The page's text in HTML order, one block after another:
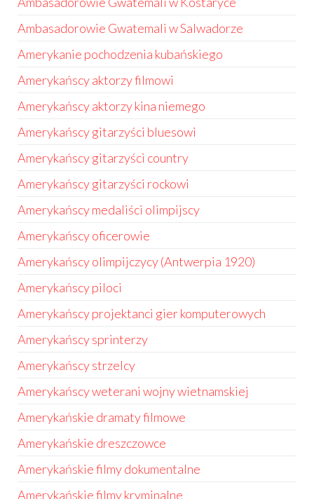
Ambasadorowie Gwatemali w Salwadorze
Amerykanie pochodzenia kubańskiego
Amerykańscy aktorzy filmowi
Amerykańscy aktorzy kina niemego
Amerykańscy gitarzyści bluesowi
Amerykańscy gitarzyści country
Amerykańscy gitarzyści rockowi
Amerykańscy medaliści olimpijscy
Amerykańscy oficerowie
Amerykańscy olimpijczycy (Antwerpia 1920)
Amerykańscy piloci
Amerykańscy projektanci gier komputerowych
Amerykańscy sprinterzy
Amerykańscy strzelcy
Amerykańscy weterani wojny wietnamskiej
Amerykańskie dramaty filmowe
Amerykańskie dreszczowce
Amerykańskie filmy dokumentalne
Amerykańskie filmy kryminalne